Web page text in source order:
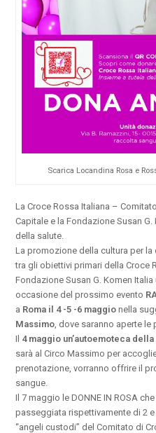
Scarica Locandina Rosa e
La Croce Rossa Italiana –
Capitale e la Fondazione Susan
della salute.
La promozione della cultura per
tra gli obiettivi primari della Croce
Fondazione Susan G. Komen
occasione del prossimo evento
a Roma il 4 -5 -6 maggio nella
Massimo , dove saranno aperte
Il 4 maggio un’autoemoteca
sarà al Circo Massimo per
prenotazione, vorranno offrire il
sangue.
Il 7 maggio le DONNE IN ROSA
passeggiata rispettivamente di 2
“angeli custodi” del Comitato di